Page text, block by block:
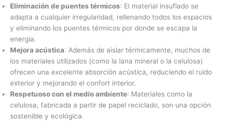
Eliminación de puentes térmicos: El material insuflado se
adapta a cualquier irregularidad, rellenando todos los espacios
y eliminando los puentes térmicos por donde se escapa la
energía.
Mejora acústica: Además de aislar térmicamente, muchos de
los materiales utilizados (como la lana mineral o la celulosa)
ofrecen una excelente absorción acústica, reduciendo el ruido
exterior y mejorando el confort interior.
Respetuoso con el medio ambiente: Materiales como la
celulosa, fabricada a partir de papel reciclado, son una opción
sostenible y ecológica.